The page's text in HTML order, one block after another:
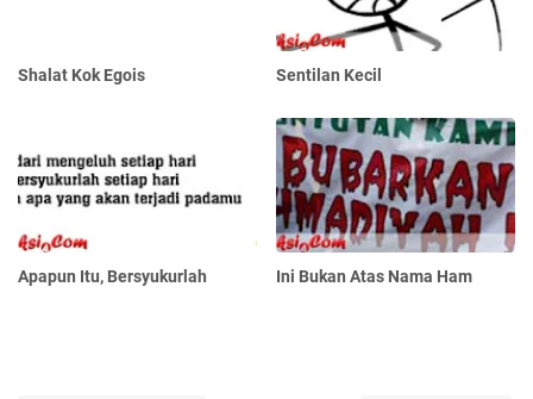
Shalat Kok Egois Sentilan Kecil
Apapun Itu, Bersyukurlah Ini Bukan Atas Nama Ham